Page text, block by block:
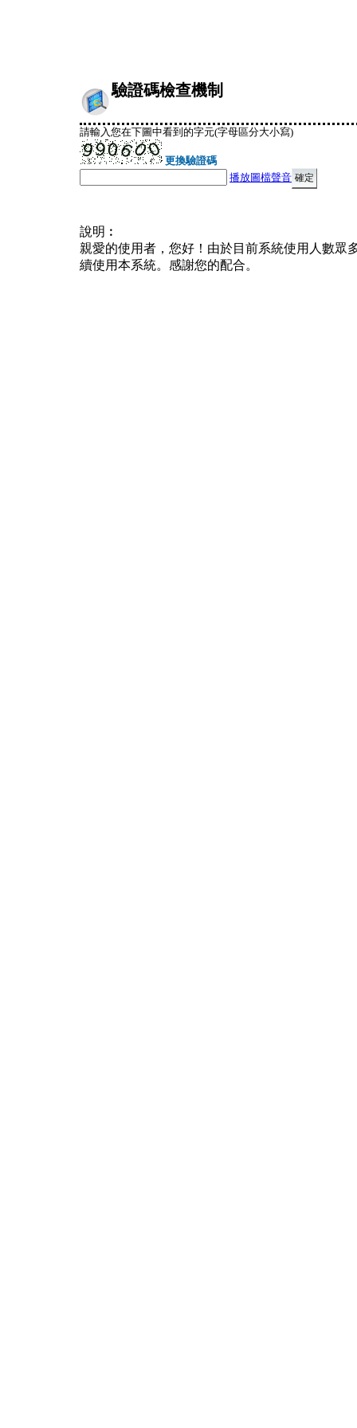
驗證碼檢查機制
請輸入您在下圖中看到的字元(字母區分大小寫)
更換驗證碼
播放圖檔聲音
說明︰
親愛的使用者，您好！由於目前系統使用人數眾
續使用本系統。感謝您的配合。